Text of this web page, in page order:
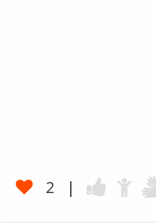
2